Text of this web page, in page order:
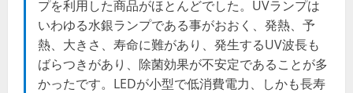
プを利用した商品がほとんどでした。UVランプは
いわゆる水銀ランプである事がおおく、発熱、予
熱、大きさ、寿命に難があり、発生するUV波長も
ばらつきがあり、除菌効果が不安定であることが多
かったです。LEDが小型で低消費電力、しかも長寿